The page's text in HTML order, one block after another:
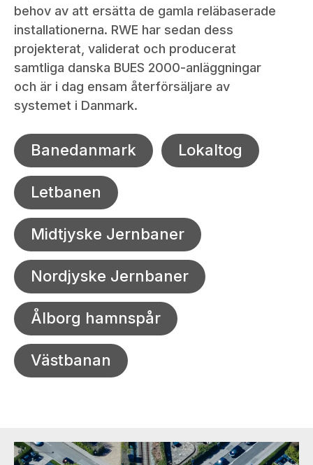
behov av att ersätta de gamla reläbaserade
installationerna. RWE har sedan dess
projekterat, validerat och producerat
samtliga danska BUES 2000-anläggningar
och är i dag ensam återförsäljare av
systemet i Danmark.
Banedanmark Lokaltog
Letbanen
Midtjyske Jernbaner
Nordjyske Jernbaner
Ålborg hamnspår
Västbanan